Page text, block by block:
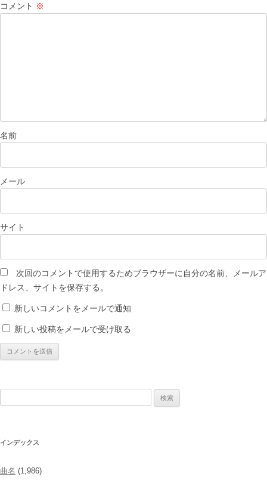
コメント ※
名前
メール
サイト
次回のコメントで使用するためブラウザーに自分の名前、メールア
ドレス、サイトを保存する。
新しいコメントをメールで通知
新しい投稿をメールで受け取る
インデックス
曲名 (1,986)